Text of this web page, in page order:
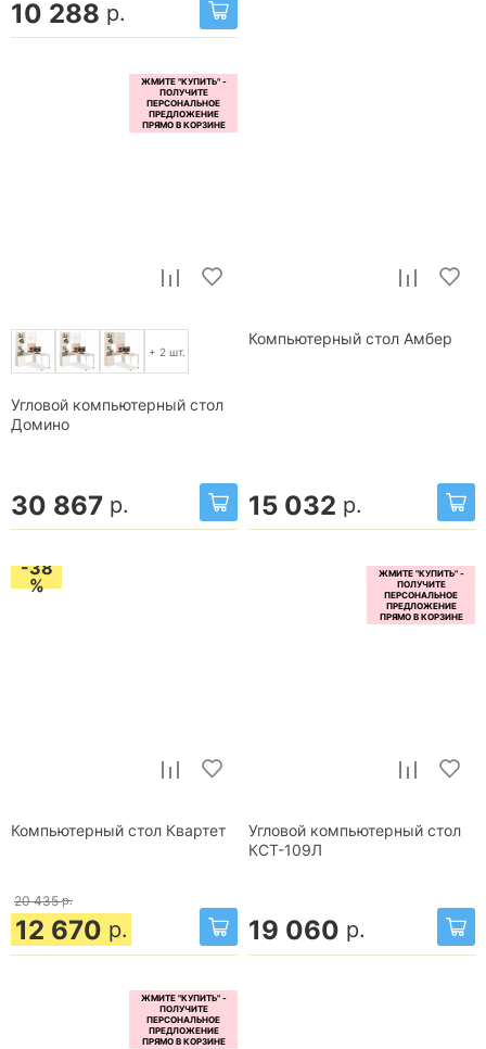
10 288 р.
+ 2 шт.
Угловой компьютерный стол
Домино
30 867 р.
Компьютерный стол Амбер
15 032 р.
-38
%
Компьютерный стол Квартет
20 435 р.
12 670 р.
Угловой компьютерный стол
КСТ-109Л
19 060 р.